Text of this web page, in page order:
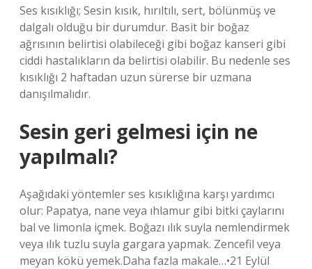
Ses kısıklığı; Sesin kısık, hırıltılı, sert, bölünmüş ve
dalgalı olduğu bir durumdur. Basit bir boğaz
ağrısının belirtisi olabileceği gibi boğaz kanseri gibi
ciddi hastalıkların da belirtisi olabilir. Bu nedenle ses
kısıklığı 2 haftadan uzun sürerse bir uzmana
danışılmalıdır.
Sesin geri gelmesi için ne
yapılmalı?
Aşağıdaki yöntemler ses kısıklığına karşı yardımcı
olur: Papatya, nane veya ıhlamur gibi bitki çaylarını
bal ve limonla içmek. Boğazı ılık suyla nemlendirmek
veya ılık tuzlu suyla gargara yapmak. Zencefil veya
meyan kökü yemek.Daha fazla makale…•21 Eylül